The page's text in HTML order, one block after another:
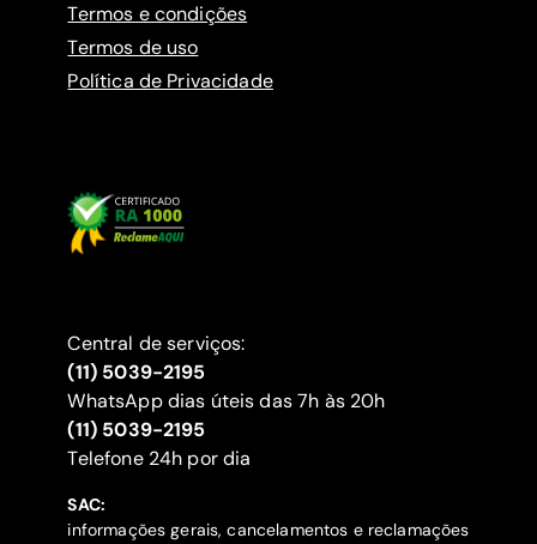
Termos e condições
Termos de uso
Política de Privacidade
Central de serviços:
(11) 5039-2195
WhatsApp dias úteis das 7h às 20h
(11) 5039-2195
‍Telefone 24h por dia
SAC:
informações gerais, cancelamentos e reclamações